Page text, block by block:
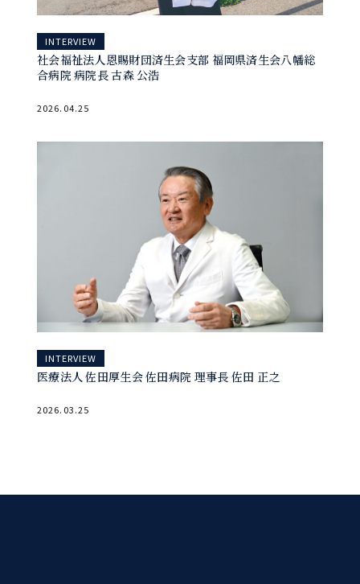
INTERVIEW
社会福祉法人恩賜財団済生会支部 福岡県済生会八幡総
合病院 病院長 古森 公浩
2026.04.25
INTERVIEW
医療法人 佐田厚生会 佐田病院 理事長 佐田 正之
2026.03.25